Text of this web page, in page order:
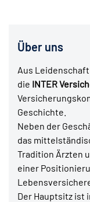
Über uns
Aus
die INTER
Geschichte.
Neben der
das
Tradition Ärzten
einer
Der Hauptsitz ist